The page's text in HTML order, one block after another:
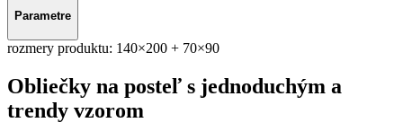
Parametre
rozmery produktu: 140×200 + 70×90
Obliečky na posteľ s jednoduchým a
trendy vzorom